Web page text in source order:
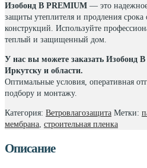
Рremium
Class
70м2
Изобонд B PREMIUM — это
защиты утеплителя и продления
конструкций. Используйте
теплый и защищенный дом.
У нас вы можете заказать Изобонд
Иркутску и области.
Оптимальные условия, оперативная
подбору и монтажу.
Категория: Ветровлагозащита Метки:
мембрана строительная пленка
Описание